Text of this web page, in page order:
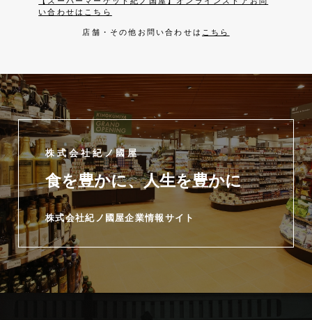
い合わせはこちら
店舗・その他お問い合わせは こちら
株式会社紀ノ國屋
食を豊かに、人生を豊かに
株式会社紀ノ國屋企業情報サイト